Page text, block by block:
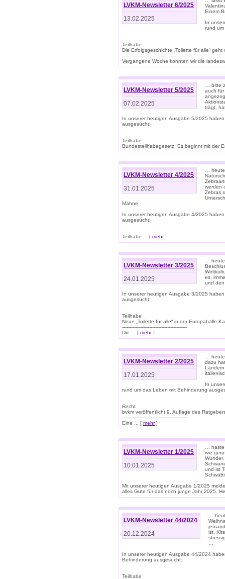
LVKM-Newsletter 6/2025
13.02.2025
Einem
In
rund
Teilhabe
Die Erfolgsgeschichte „Toilette für alle“
-------------------------------------------
Vergangene Woche konnten wir die
LVKM-Newsletter 5/2025
07.02.2025
… bitte
auch für
trägt,
In unserer heutigen Ausgabe 5/2025
ausgesucht:
Teilhabe
Bundesteilhabegesetz: Es beginnt mit der
LVKM-Newsletter 4/2025
31.01.2025
…
werden
Zebras
Mähne.
In unserer heutigen Ausgabe 4/2025
ausgesucht:
Teilhabe ... [ mehr]
LVKM-Newsletter 3/2025
24.01.2025
…
es,
und
In unserer heutigen Ausgabe 3/2025
ausgesucht:
Teilhabe
Neue „Toilette für alle“ in der Europahalle
-------------------------------------------
Die ... [ mehr]
LVKM-Newsletter 2/2025
17.01.2025
…
dazu
In
rund um das Leben mit Behinderung
Recht
bvkm veröffentlicht 9. Auflage des
-------------------------------------------
Eine ... [ mehr]
LVKM-Newsletter 1/2025
10.01.2025
…
wie
und ist
Mit unserer heutigen Ausgabe 1/2025
alles Gute für das noch junge Jahr 2025.
LVKM-Newsletter 44/2024
20.12.2024
…
ist.
In unserer heutigen Ausgabe 44/2024
Behinderung ausgesucht:
Teilhabe